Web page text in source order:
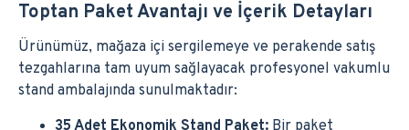
Toptan Paket Avantajı ve İçerik Detayları
Ürünümüz, mağaza içi sergilemeye ve perakende satış
tezgahlarına tam uyum sağlayacak profesyonel vakumlu
stand ambalajında sunulmaktadır:
35 Adet Ekonomik Stand Paket: Bir paket